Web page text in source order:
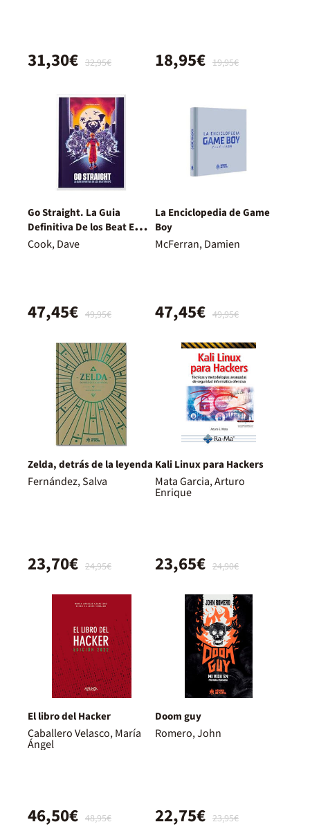
32,95€
31,30€ 19,95€
18,95€
Go Straight. La Guia
Definitiva De los Beat Em
Ups
Cook, Dave
49,95€
47,45€
La Enciclopedia de Game
Boy
McFerran, Damien
49,95€
47,45€
Zelda, detrás de la leyenda
Fernández, Salva
24,95€
23,70€
Kali Linux para Hackers
Mata Garcia, Arturo
Enrique
24,90€
23,65€
El libro del Hacker
Caballero Velasco, María
Ángel
48,95€
46,50€
Doom guy
Romero, John
23,95€
22,75€